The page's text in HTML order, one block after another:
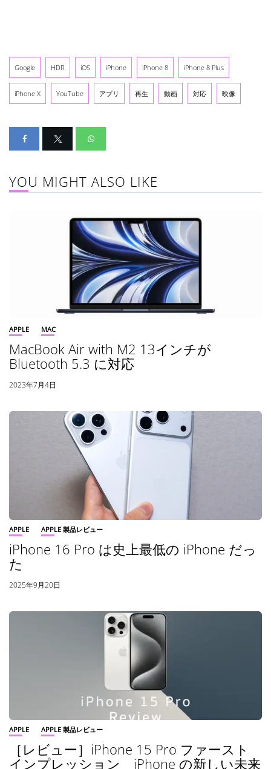
Google HDR iOS iPhone iPhone 8 iPhone 8 Plus
iPhone X YouTube アプリ 再生 動画 対応 映像
YOU MIGHT ALSO LIKE
APPLE MAC
MacBook Air with M2 13インチが
Bluetooth 5.3 に対応
2023年7月4日
APPLE APPLE 製品レビュー
iPhone 16 Pro は史上最低の iPhone だっ
た
2025年9月20日
APPLE APPLE 製品レビュー
［レビュー］iPhone 15 Pro ファースト
インプレッション iPhone の新しい未来